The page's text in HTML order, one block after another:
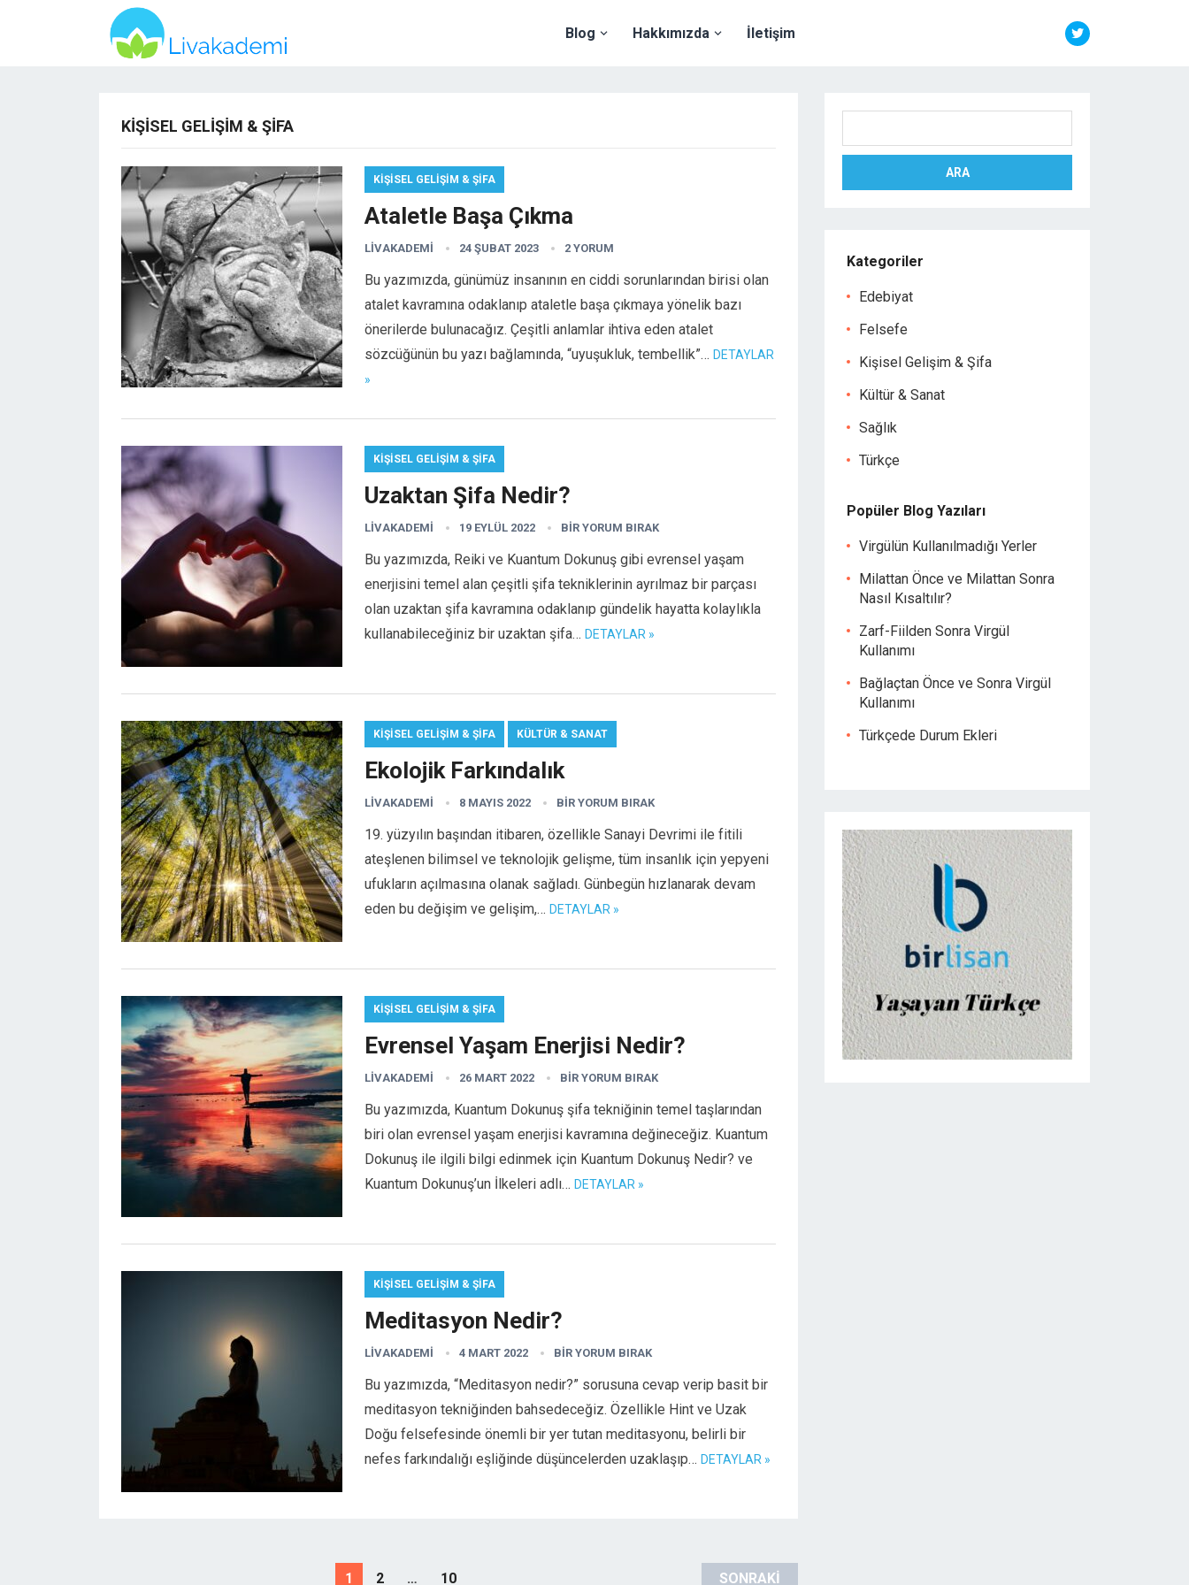
Blog Hakkımızda İletişim
KIŞISEL GELIŞIM & ŞIFA
KIŞISEL GELIŞIM & ŞIFA
Ataletle Başa Çıkma
LIVAKADEMI 24 ŞUBAT 2023 2 YORUM
Bu yazımızda, günümüz insanının en ciddi sorunlarından birisi olan
atalet kavramına odaklanıp ataletle başa çıkmaya yönelik bazı
önerilerde bulunacağız. Çeşitli anlamlar ihtiva eden atalet
sözcüğünün bu yazı bağlamında, “uyuşukluk, tembellik”… DETAYLAR
»
KIŞISEL GELIŞIM & ŞIFA
Uzaktan Şifa Nedir?
LIVAKADEMI 19 EYLÜL 2022 BIR YORUM BIRAK
Bu yazımızda, Reiki ve Kuantum Dokunuş gibi evrensel yaşam
enerjisini temel alan çeşitli şifa tekniklerinin ayrılmaz bir parçası
olan uzaktan şifa kavramına odaklanıp gündelik hayatta kolaylıkla
kullanabileceğiniz bir uzaktan şifa… DETAYLAR »
KIŞISEL GELIŞIM & ŞIFA KÜLTÜR & SANAT
Ekolojik Farkındalık
LIVAKADEMI 8 MAYIS 2022 BIR YORUM BIRAK
19. yüzyılın başından itibaren, özellikle Sanayi Devrimi ile fitili
ateşlenen bilimsel ve teknolojik gelişme, tüm insanlık için yepyeni
ufukların açılmasına olanak sağladı. Günbegün hızlanarak devam
eden bu değişim ve gelişim,… DETAYLAR »
KIŞISEL GELIŞIM & ŞIFA
Evrensel Yaşam Enerjisi Nedir?
LIVAKADEMI 26 MART 2022 BIR YORUM BIRAK
Bu yazımızda, Kuantum Dokunuş şifa tekniğinin temel taşlarından
biri olan evrensel yaşam enerjisi kavramına değineceğiz. Kuantum
Dokunuş ile ilgili bilgi edinmek için Kuantum Dokunuş Nedir? ve
Kuantum Dokunuş’un İlkeleri adlı… DETAYLAR »
KIŞISEL GELIŞIM & ŞIFA
Meditasyon Nedir?
LIVAKADEMI 4 MART 2022 BIR YORUM BIRAK
Bu yazımızda, “Meditasyon nedir?” sorusuna cevap verip basit bir
meditasyon tekniğinden bahsedeceğiz. Özellikle Hint ve Uzak
Doğu felsefesinde önemli bir yer tutan meditasyonu, belirli bir
nefes farkındalığı eşliğinde düşüncelerden uzaklaşıp… DETAYLAR »
1 2 … 10 SONRAKI
ARA
Kategoriler
Edebiyat
Felsefe
Kişisel Gelişim & Şifa
Kültür & Sanat
Sağlık
Türkçe
Popüler Blog Yazıları
Virgülün Kullanılmadığı Yerler
Milattan Önce ve Milattan Sonra
Nasıl Kısaltılır?
Zarf-Fiilden Sonra Virgül
Kullanımı
Bağlaçtan Önce ve Sonra Virgül
Kullanımı
Türkçede Durum Ekleri